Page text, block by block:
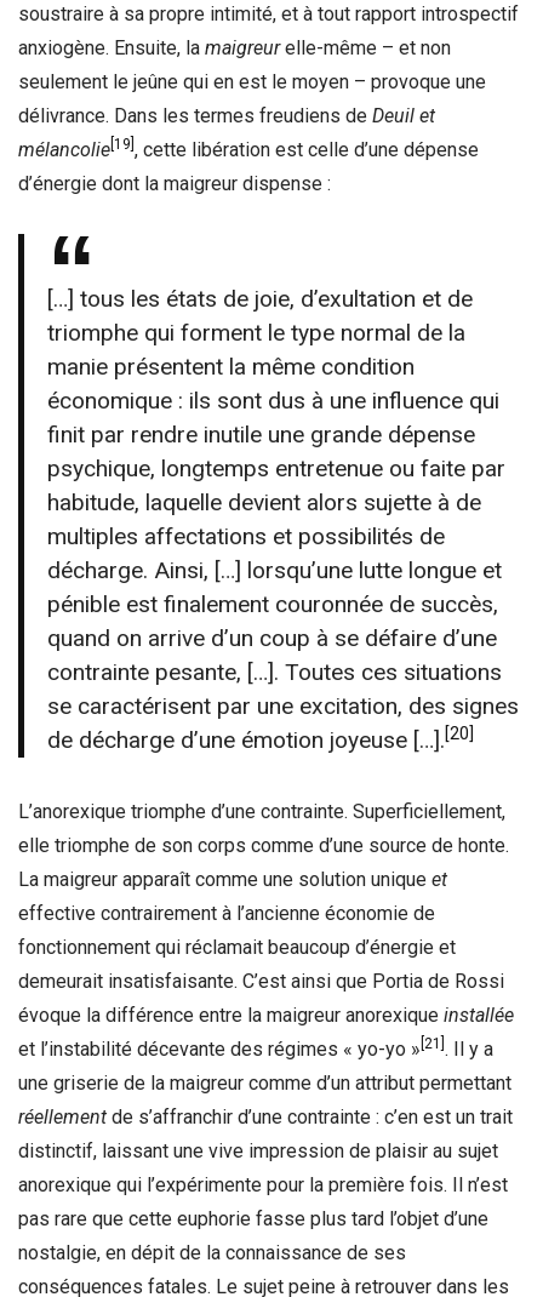
soustraire à sa propre intimité, et à tout rapport introspectif
anxiogène. Ensuite, la maigreurelle-même – et non
seulement le jeûne qui en est le moyen – provoque une
délivrance. Dans les termes freudiens de Deuil et
mélancolie [19] , cette libération est celle d’une dépense
d’énergie dont la maigreur dispense :
[…] tous les états de joie, d’exultation et de
triomphe qui forment le type normal de la
manie présentent la même condition
économique : ils sont dus à une influence qui
finit par rendre inutile une grande dépense
psychique, longtemps entretenue ou faite par
habitude, laquelle devient alors sujette à de
multiples affectations et possibilités de
décharge. Ainsi, […] lorsqu’une lutte longue et
pénible est finalement couronnée de succès,
quand on arrive d’un coup à se défaire d’une
contrainte pesante, […]. Toutes ces situations
se caractérisent par une excitation, des signes
de décharge d’une émotion joyeuse […].[20]
L’anorexique triomphe d’une contrainte. Superficiellement,
elle triomphe de son corps comme d’une source de honte.
La maigreur apparaît comme une solution unique et
effective contrairement à l’ancienne économie de
fonctionnement qui réclamait beaucoup d’énergie et
demeurait insatisfaisante. C’est ainsi que Portia de Rossi
évoque la différence entre la maigreur anorexique installée
et l’instabilité décevante des régimes « yo-yo » [21] . Il y a
une griserie de la maigreur comme d’un attribut permettant
réellement de s’affranchir d’une contrainte : c’en est un trait
distinctif, laissant une vive impression de plaisir au sujet
anorexique qui l’expérimente pour la première fois. Il n’est
pas rare que cette euphorie fasse plus tard l’objet d’une
nostalgie, en dépit de la connaissance de ses
conséquences fatales. Le sujet peine à retrouver dans les